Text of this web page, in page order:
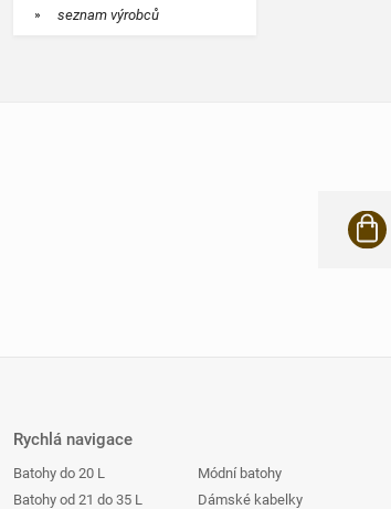
seznam výrobců
Rychlá navigace
Batohy do 20 L
Batohy od 21 do 35 L
Módní batohy
Dámské kabelky